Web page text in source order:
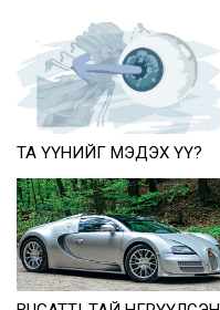
ТА ҮҮНИЙГ МЭДЭХ ҮҮ?